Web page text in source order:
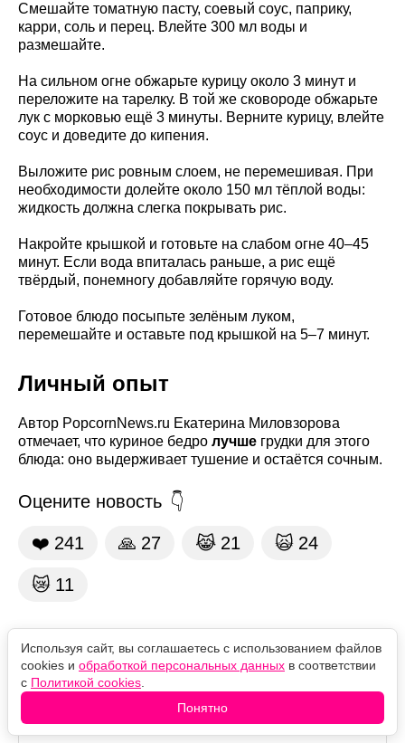
Смешайте томатную пасту, соевый соус, паприку,
карри, соль и перец. Влейте 300 мл воды и
размешайте.
На сильном огне обжарьте курицу около 3 минут и
переложите на тарелку. В той же сковороде обжарьте
лук с морковью ещё 3 минуты. Верните курицу, влейте
соус и доведите до кипения.
Выложите рис ровным слоем, не перемешивая. При
необходимости долейте около 150 мл тёплой воды:
жидкость должна слегка покрывать рис.
Накройте крышкой и готовьте на слабом огне 40–45
минут. Если вода впиталась раньше, а рис ещё
твёрдый, понемногу добавляйте горячую воду.
Готовое блюдо посыпьте зелёным луком,
перемешайте и оставьте под крышкой на 5–7 минут.
Личный опыт
Автор PopcornNews.ru Екатерина Миловзорова
отмечает, что куриное бедро лучше грудки для этого
блюда: оно выдерживает тушение и остаётся сочным.
Оцените новость
❤️ 241 🙏 27 😹 21 🙀 24
😿 11
Комментарии
Используя сайт, вы соглашаетесь с использованием файлов
cookies и обработкой персональных данных в соответствии
с Политикой cookies
Понятно